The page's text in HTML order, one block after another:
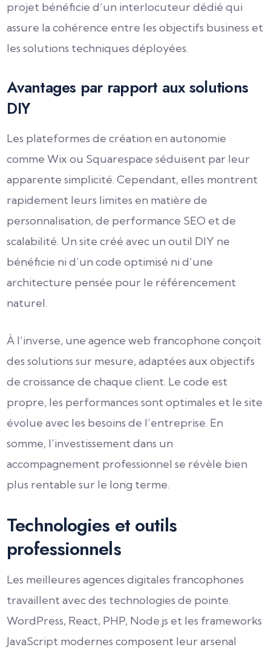
projet bénéficie d’un interlocuteur dédié qui
assure la cohérence entre les objectifs business et
les solutions techniques déployées.
Avantages par rapport aux solutions
DIY
Les plateformes de création en autonomie
comme Wix ou Squarespace séduisent par leur
apparente simplicité. Cependant, elles montrent
rapidement leurs limites en matière de
personnalisation, de performance SEO et de
scalabilité. Un site créé avec un outil DIY ne
bénéficie ni d’un code optimisé ni d’une
architecture pensée pour le référencement
naturel.
À l’inverse, une agence web francophone conçoit
des solutions sur mesure, adaptées aux objectifs
de croissance de chaque client. Le code est
propre, les performances sont optimales et le site
évolue avec les besoins de l’entreprise. En
somme, l’investissement dans un
accompagnement professionnel se révèle bien
plus rentable sur le long terme.
Technologies et outils
professionnels
Les meilleures agences digitales francophones
travaillent avec des technologies de pointe.
WordPress, React, PHP, Node.js et les frameworks
JavaScript modernes composent leur arsenal